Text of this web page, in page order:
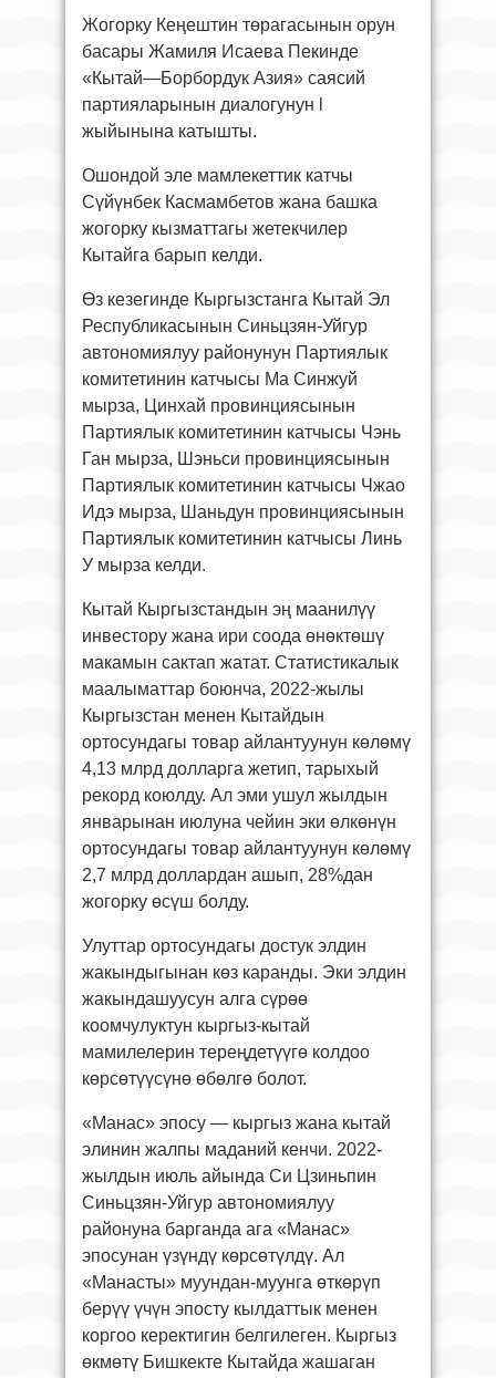
Жогорку Кеңештин төрагасынын орун
басары Жамиля Исаева Пекинде
«Кытай—Борбордук Азия» саясий
партияларынын диалогунун l
жыйынына катышты.
Ошондой эле мамлекеттик катчы
Сүйүнбек Касмамбетов жана башка
жогорку кызматтагы жетекчилер
Кытайга барып келди.
Өз кезегинде Кыргызстанга Кытай Эл
Республикасынын Синьцзян-Уйгур
автономиялуу районунун Партиялык
комитетинин катчысы Ма Синжуй
мырза, Цинхай провинциясынын
Партиялык комитетинин катчысы Чэнь
Ган мырза, Шэньси провинциясынын
Партиялык комитетинин катчысы Чжао
Идэ мырза, Шаньдун провинциясынын
Партиялык комитетинин катчысы Линь
У мырза келди.
Кытай Кыргызстандын эң маанилүү
инвестору жана ири соода өнөктөшү
макамын сактап жатат. Статистикалык
маалыматтар боюнча, 2022-жылы
Кыргызстан менен Кытайдын
ортосундагы товар айлантуунун көлөмү
4,13 млрд долларга жетип, тарыхый
рекорд коюлду. Ал эми ушул жылдын
январынан июлуна чейин эки өлкөнүн
ортосундагы товар айлантуунун көлөмү
2,7 млрд доллардан ашып, 28%дан
жогорку өсүш болду.
Улуттар ортосундагы достук элдин
жакындыгынан көз каранды. Эки элдин
жакындашуусун алга сүрөө
коомчулуктун кыргыз-кытай
мамилелерин тереңдетүүгө колдоо
көрсөтүүсүнө өбөлгө болот.
«Манас» эпосу — кыргыз жана кытай
элинин жалпы маданий кенчи. 2022-
жылдын июль айында Си Цзиньпин
Синьцзян-Уйгур автономиялуу
районуна барганда ага «Манас»
эпосунан үзүндү көрсөтүлдү. Ал
«Манасты» муундан-муунга өткөрүп
берүү үчүн эпосту кылдаттык менен
коргоо керектигин белгилеген. Кыргыз
өкмөтү Бишкекте Кытайда жашаган